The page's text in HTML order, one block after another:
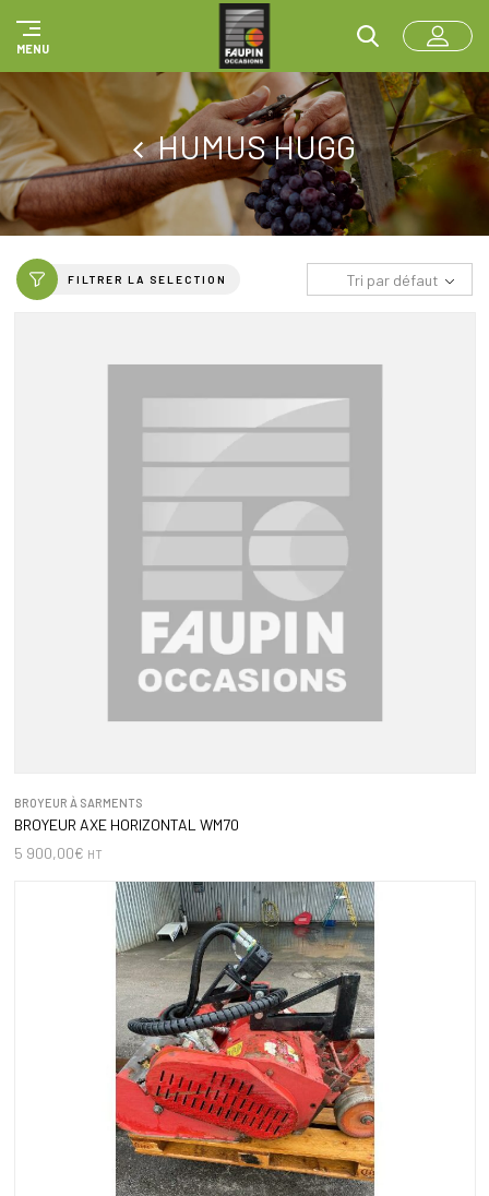
MENU
HUMUS HUGG
FILTRER LA SELECTION Tri par défaut
BROYEUR À SARMENTS
BROYEUR AXE HORIZONTAL WM70
5 900,00€ HT
Panneau de gestion des cookies